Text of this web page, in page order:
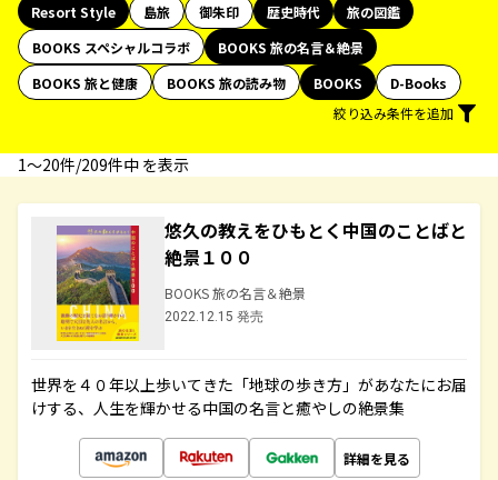
Resort Style
島旅 御朱印 歴史時代
旅の図鑑
BOOKS スペシャルコラボ
BOOKS 旅の名言＆絶景
BOOKS 旅と健康
BOOKS 旅の読み物 BOOKS
D-Books
絞り込み条件を追加
1〜20件/209件中 を表示
悠久の教えをひもとく中国のことばと
絶景１００
BOOKS 旅の名言＆絶景
2022.12.15 発売
世界を４０年以上歩いてきた「地球の歩き方」があなたにお届
けする、人生を輝かせる中国の名言と癒やしの絶景集
詳細を見る